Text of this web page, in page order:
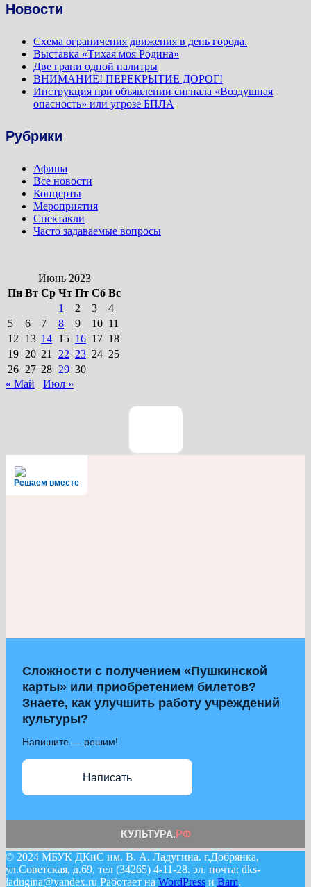
Новости
Схема ограничения движения в день города.
Выставка «Тихая моя Родина»
Две грани одной палитры
ВНИМАНИЕ! ПЕРЕКРЫТИЕ ДОРОГ!
Инструкция при объявлении сигнала «Воздушная
опасность» или угрозе БПЛА
Рубрики
Афиша
Все новости
Концерты
Мероприятия
Спектакли
Часто задаваемые вопросы
Июнь 2023
Пн Вт Ср Чт Пт Сб Вс
1
2 3
4
5
6 7 8 9 10 11
12
13 14 15 16 17 18
19 20 21 22 23 24 25
26 27 28 29 30
« Май
Июл »
Решаем вместе
Сложности с получением «Пушкинской
карты» или приобретением билетов?
Знаете, как улучшить работу учреждений
культуры?
Напишите — решим!
Написать
© 2024 МБУК ДКиС им. В. А. Ладугина. г.Добрянка,
ул.Советская, д.69, тел (34265) 4-11-28. эл. почта: dks-
ladugina@yandex.ru Работает на WordPress и Bam.